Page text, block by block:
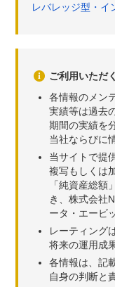
レバレッジ型・イ
ご利用いただ
各情報のメン
実績等は過去
期間の実績を
当社ならびに
当サイトで提
複写もしくは
「純資産総
き、株式会社
ータ・エービ
レーティング
将来の運用成
各情報は、記
自身の判断と